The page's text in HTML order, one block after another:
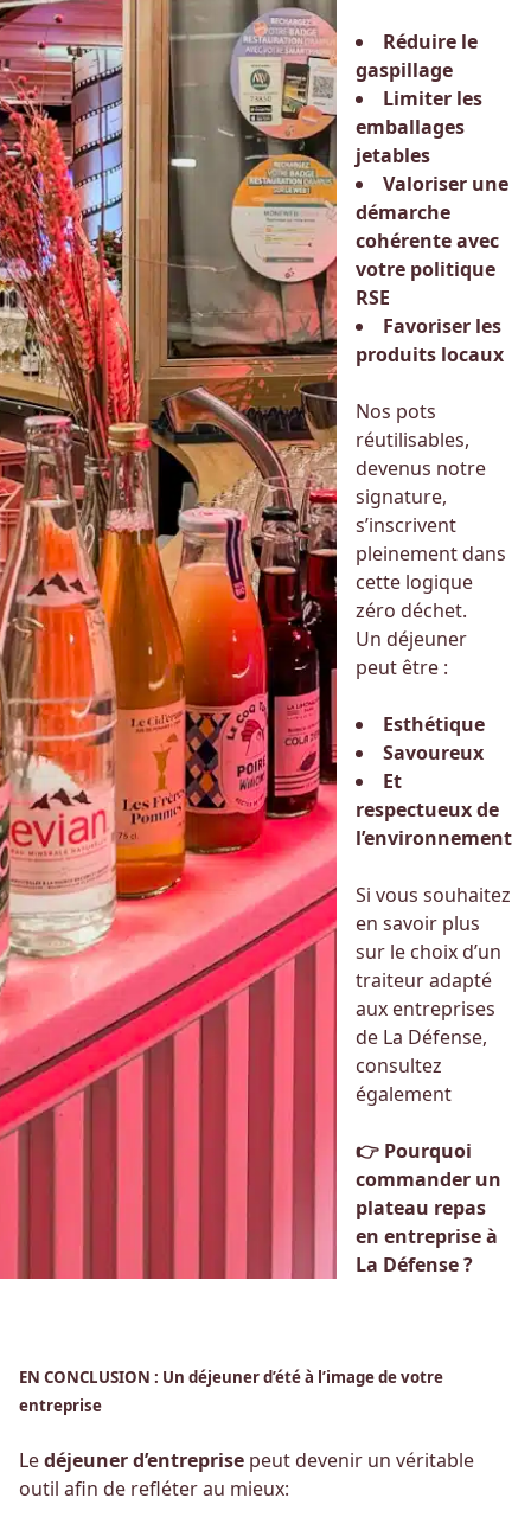
Réduire le
gaspillage
Limiter les
emballages
jetables
Valoriser une
démarche
cohérente avec
votre politique
RSE
Favoriser les
produits locaux
Nos pots
réutilisables,
devenus notre
signature,
s’inscrivent
pleinement dans
cette logique
zéro déchet.
Un déjeuner
peut être :
Esthétique
Savoureux
Et
respectueux de
l’environnement
Si vous souhaitez
en savoir plus
sur le choix d’un
traiteur adapté
aux entreprises
de La Défense,
consultez
également
👉 Pourquoi
commander un
plateau repas
en entreprise à
La Défense ?
EN CONCLUSION : Un déjeuner d’été à l’image de votre
entreprise
Ledéjeuner d’entreprise peut devenir un véritable
outil afin de refléter au mieux: